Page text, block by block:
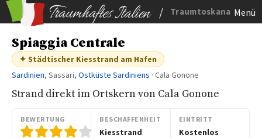
/ Traumtoskana Menü
Spiaggia Centrale
✦ Städtischer Kiesstrand am Hafen
Sardinien, Sassari, Ostküste Sardiniens · Cala Gonone
Strand direkt im Ortskern von Cala Gonone
BEWERTUNG BESCHAFFENHEIT
Kiesstrand
EINTRITT
Kostenlos